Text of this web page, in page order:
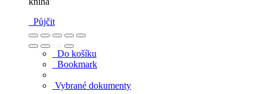
Půjčit
Do košíku
Bookmark
Vybrané dokumenty